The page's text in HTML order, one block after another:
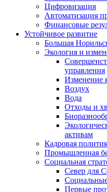
Цифровизация
Автоматизация
Финансовые
Устойчивое развитие
Большая
Экология и
управления
Изменение
Воздух
Вода
Отходы и
активам
Кадровая
Промышленная
Социальная
Север для
Первые